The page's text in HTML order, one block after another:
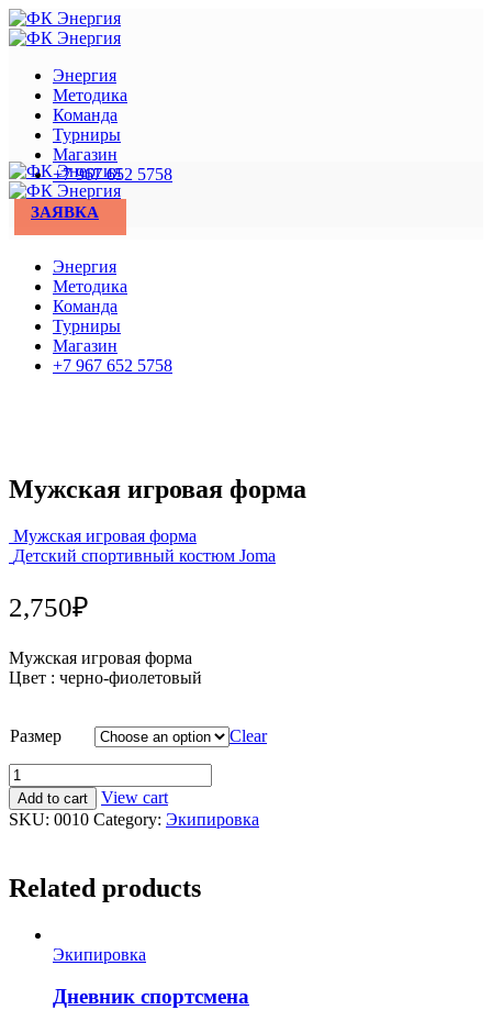
Энергия
Методика
Команда
Турниры
Магазин
+7 967 652 5758
ЗАЯВКА
Энергия
Методика
Команда
Турниры
Магазин
+7 967 652 5758
Мужская игровая форма
Мужская игровая форма
Детский спортивный костюм Joma
2,750₽
Мужская игровая форма
Цвет : черно-фиолетовый
Размер Clear
Add to cart
View cart
SKU: 0010 Category: Экипировка
Related products
Экипировка
Дневник спортсмена